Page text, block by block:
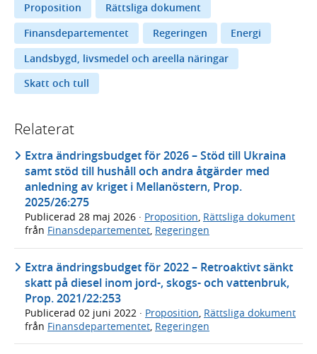
Proposition
Rättsliga dokument
Finansdepartementet
Regeringen
Energi
Landsbygd, livsmedel och areella näringar
Skatt och tull
Relaterat
Extra ändringsbudget för 2026 – Stöd till Ukraina
samt stöd till hushåll och andra åtgärder med
anledning av kriget i Mellanöstern, Prop.
2025/26:275
Publicerad 28 maj 2026 · Proposition, Rättsliga dokument
från Finansdepartementet, Regeringen
Extra ändringsbudget för 2022 – Retroaktivt sänkt
skatt på diesel inom jord-, skogs- och vattenbruk,
Prop. 2021/22:253
Publicerad 02 juni 2022 · Proposition, Rättsliga dokument
från Finansdepartementet, Regeringen